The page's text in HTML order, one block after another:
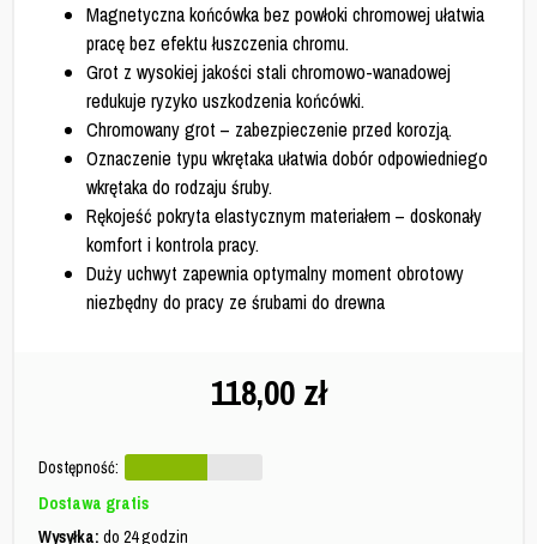
Magnetyczna końcówka bez powłoki chromowej ułatwia
pracę bez efektu łuszczenia chromu.
Grot z wysokiej jakości stali chromowo-wanadowej
redukuje ryzyko uszkodzenia końcówki.
Chromowany grot – zabezpieczenie przed korozją.
Oznaczenie typu wkrętaka ułatwia dobór odpowiedniego
wkrętaka do rodzaju śruby.
Rękojeść pokryta elastycznym materiałem – doskonały
komfort i kontrola pracy.
Duży uchwyt zapewnia optymalny moment obrotowy
niezbędny do pracy ze śrubami do drewna
118,00 zł
Dostępność:
Dostawa gratis
Wysyłka: do 24 godzin